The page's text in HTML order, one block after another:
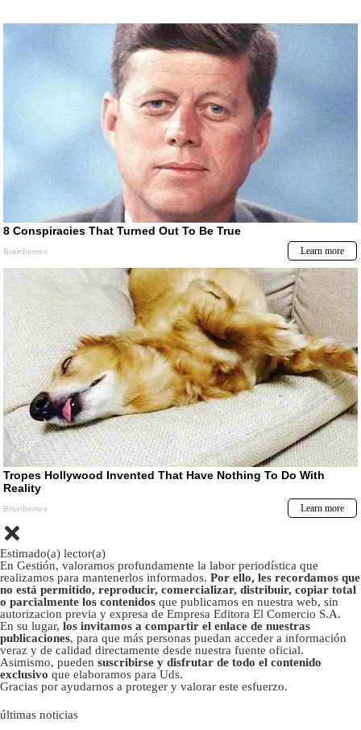
Estimado(a) lector(a)
En Gestión, valoramos profundamente la labor periodística que
realizamos para mantenerlos informados. Por ello, les recordamos que
no está permitido, reproducir, comercializar, distribuir, copiar total
o parcialmente los contenidos que publicamos en nuestra web, sin
autorizacion previa y expresa de Empresa Editora El Comercio S.A.
En su lugar, los invitamos a compartir el enlace de nuestras
publicaciones, para que más personas puedan acceder a información
veraz y de calidad directamente desde nuestra fuente oficial.
Asimismo, pueden suscribirse y disfrutar de todo el contenido
exclusivo que elaboramos para Uds.
Gracias por ayudarnos a proteger y valorar este esfuerzo.
últimas noticias